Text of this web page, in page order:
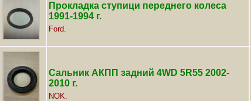
Прокладка ступици переднего колеса
1991-1994 г.
Ford.
Сальник АКПП задний 4WD 5R55 2002-
2010 г.
NOK.